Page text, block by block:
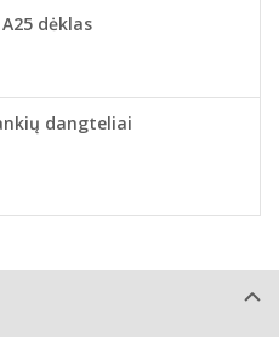
dėklas
dangteliai